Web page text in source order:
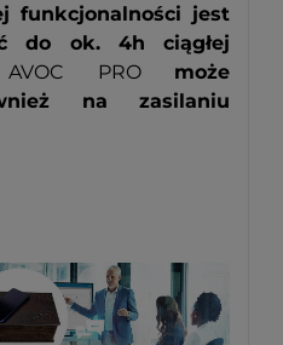
funkcjonalności jest
do ok. 4h ciągłej
PRO może
na zasilaniu